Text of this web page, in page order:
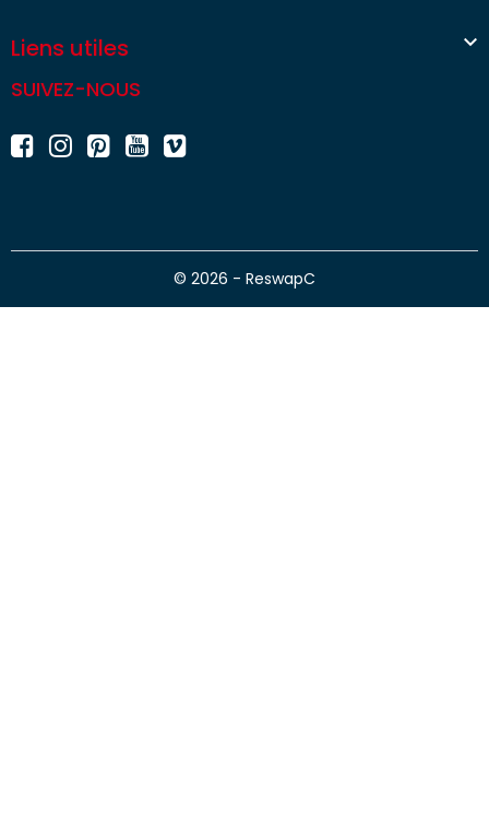
Liens utiles 
SUIVEZ-NOUS
© 2026 - ReswapC